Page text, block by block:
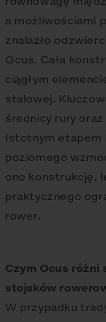
a możliwościami
znalazło
Ocus. Cała
ciągłym
stalowej.
średnicy rury
Istotnym etapem
poziomego
ono konstrukcję,
praktycznego
rower.
Czym Ocus różni
stojaków
W przypadku